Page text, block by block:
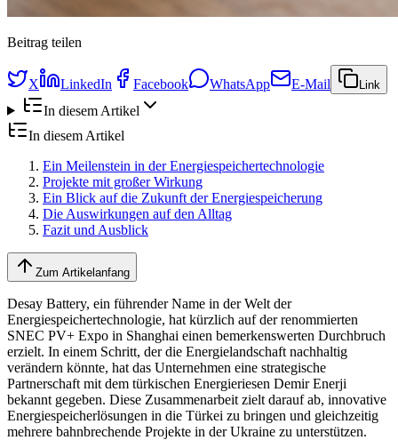
Beitrag teilen
X LinkedIn Facebook WhatsApp E-Mail Link
In diesem Artikel
In diesem Artikel
Ein Meilenstein in der Energiespeichertechnologie
Projekte mit großer Wirkung
Ein Blick auf die Zukunft der Energiespeicherung
Die Auswirkungen auf den Alltag
Fazit und Ausblick
Zum Artikelanfang
Desay Battery, ein führender Name in der Welt der
Energiespeichertechnologie, hat kürzlich auf der renommierten
SNEC PV+ Expo in Shanghai einen bemerkenswerten Durchbruch
erzielt. In einem Schritt, der die Energielandschaft nachhaltig
verändern könnte, hat das Unternehmen eine strategische
Partnerschaft mit dem türkischen Energieriesen Demir Enerji
bekannt gegeben. Diese Zusammenarbeit zielt darauf ab, innovative
Energiespeicherlösungen in die Türkei zu bringen und gleichzeitig
mehrere bahnbrechende Projekte in der Ukraine zu unterstützen.